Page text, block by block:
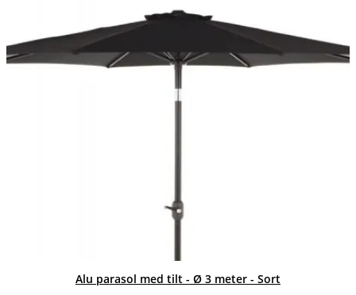
Alu parasol med tilt - Ø 3 meter - Sort